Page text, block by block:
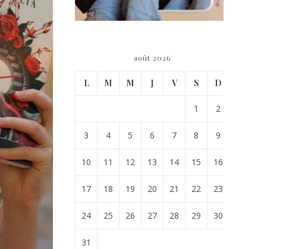
août 2026
L M M J V S D
1 2
3 4 5 6 7 8 9
10 11 12 13 14 15 16
17 18 19 20 21 22 23
24 25 26 27 28 29 30
31